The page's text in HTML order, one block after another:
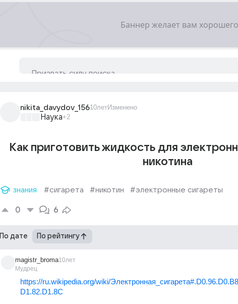
nikita_davydov_15610летИзменено
Наука+2
Как приготовить жидкость для
никотина
знания #сигарета #никотин #электронные сигареты
0 6
По дате По рейтингу
magistr_broma
Мудрец
10лет
https://ru.wikipedia.org/wiki/
D1.82.D1.8C